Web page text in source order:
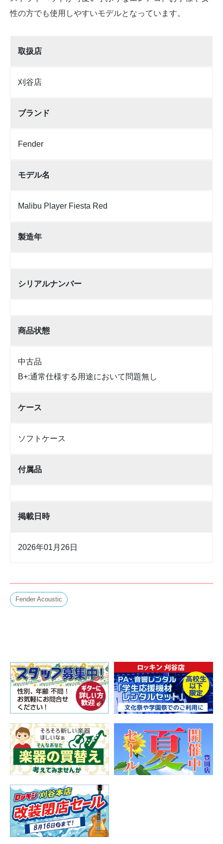
性の方でも使用しやすいモデルとなっています。
取扱店
刈谷店
ブランド
Fender
モデル名
Malibu Player Fiesta Red
製造年
シリアルナンバー
商品状態
中古品
B+:通常仕様する用途において問題無し
ケース
ソフトケース
付属品
掲載日時
2026年01月26日
Fender Acoustic